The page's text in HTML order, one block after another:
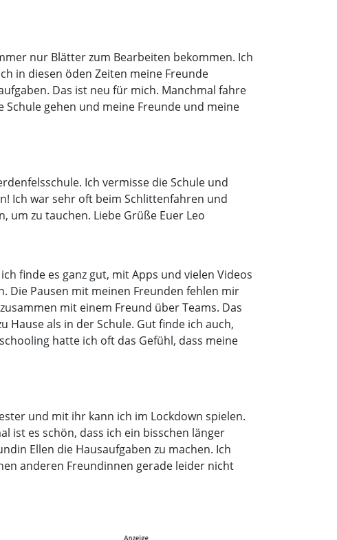
nur Blätter zum Bearbeiten bekommen. Ich
in diesen öden Zeiten meine Freunde
Das ist neu für mich. Manchmal fahre
gehen und meine Freunde und meine
Ich vermisse die Schule und
Ich war sehr oft beim Schlittenfahren und
um zu tauchen. Liebe Grüße Euer Leo
finde es ganz gut, mit Apps und vielen Videos
Die Pausen mit meinen Freunden fehlen mir
mit einem Freund über Teams. Das
als in der Schule. Gut finde ich auch,
hatte ich oft das Gefühl, dass meine
und mit ihr kann ich im Lockdown spielen.
ist es schön, dass ich ein bisschen länger
Ellen die Hausaufgaben zu machen. Ich
anderen Freundinnen gerade leider nicht